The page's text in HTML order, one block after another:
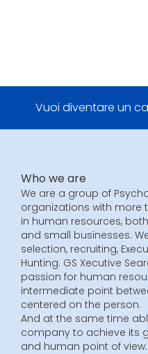
Vuoi diventare un
Who we are
We are a group of
organizations with more
in human resources,
and small businesses.
selection, recruiting,
Hunting. GS Xecutive
passion for human
intermediate point
centered on the person.
And at the same time
company to achieve its
and human point of view.